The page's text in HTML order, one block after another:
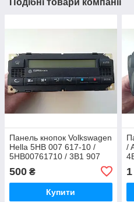
Подібні товари компанії
Панель кнопок Volkswagen
Hella 5HB 007 617-10 /
5HB00761710 / 3B1 907
BL/RT
500 ₴
Купити
/